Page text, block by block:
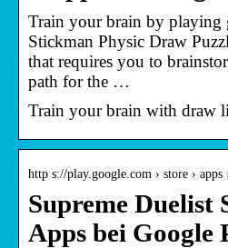
Train your brain by playing
Stickman Physic Draw
that requires you to
path for the …
Train your brain with draw
http s://play.google.com › store › apps
Supreme Duelist
Apps bei Google